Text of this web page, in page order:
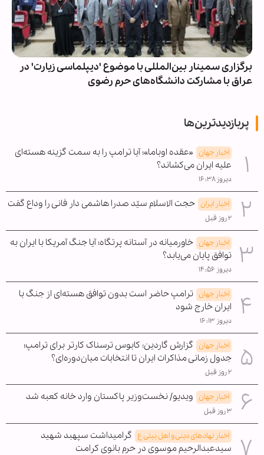
برگزاری سمینار بین‌المللی با موضوع 'دیپلماسی زیارت' در
عراق با مشارکت دانشگاه‌های حرم رضوی
پربازدیدترین‌ها
اخبار جهان «عقده اوباما»؛ آیا ترامپ را به سمت گزینه هسته‌ای
علیه ایران می‌کشاند؟
دیروز ۱۶:۳۸
اخبار ایران حجت الاسلام سیّد صدرا هاشمی دار فانی را وداع گفت
۲ روز قبل
اخبار جهان خاورمیانه در آستانه پرتگاه؛ آیا جنگ آمریکا با ایران به
توافق پایان می‌یابد؟
دیروز ۱۴:۵۶
اخبار جهان ترامپ حاضر است بدون توافق هسته‌ای از جنگ با
ایران خارج شود
دیروز ۱۶:۱۳
اخبار جهان گزارش گاردین: کابوس ترسناک کارتر برای ترامپ؛
جدول زمانی مذاکرات ایران تا انتخابات میان‌دوره‌ای؟
۲ روز قبل
اخبار جهان ویدیو/ نخست‌وزیر پاکستان وارد خانه کعبه شد
۳ روز قبل
اخبار نهادهای دینی و اهل بیتی ع گرامیداشت سپهبد شهید
سیدعبدالرحیم موسوی در حرم بانوی کرامت